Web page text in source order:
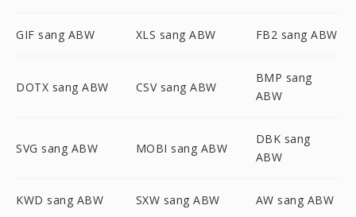
GIF sang ABW XLS sang ABW FB2 sang ABW
DOTX sang ABW CSV sang ABW
BMP sang
ABW
SVG sang ABW MOBI sang ABW
DBK sang
ABW
KWD sang ABW SXW sang ABW AW sang ABW